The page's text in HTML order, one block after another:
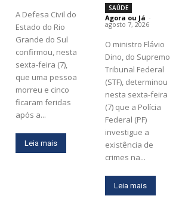
A Defesa Civil do
Estado do Rio
Grande do Sul
confirmou, nesta
sexta-feira (7),
que uma pessoa
morreu e cinco
ficaram feridas
após a...
Leia mais
SAÚDE
Agora ou Já -
agosto 7, 2026
O ministro Flávio
Dino, do Supremo
Tribunal Federal
(STF), determinou
nesta sexta-feira
(7) que a Polícia
Federal (PF)
investigue a
existência de
crimes na...
Leia mais